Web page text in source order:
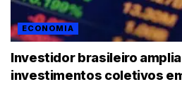
ECONOMIA
Investidor brasileiro
investimentos coletivos